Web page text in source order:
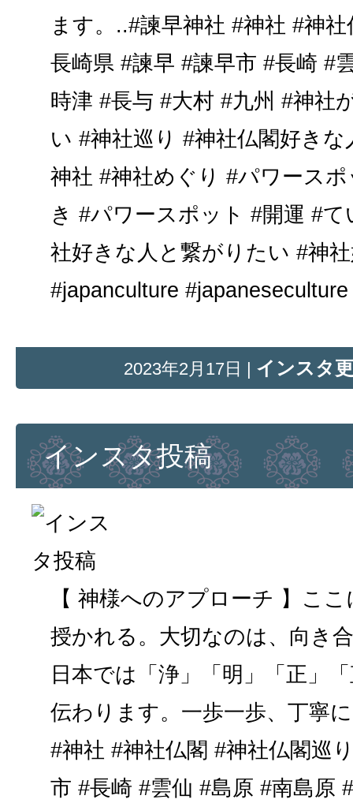
ます。..#諫早神社 #神社 #神
長崎県 #諫早 #諫早市 #長崎 #
時津 #長与 #大村 #九州 #神社
い #神社巡り #神社仏閣好き
神社 #神社めぐり #パワース
き #パワースポット #開運 #
社好きな人と繋がりたい #神
#japanculture #japaneseculture
2023年2月17日 | インスタ
インスタ投稿
【 神様へのアプローチ 】こ
授かれる。大切なのは、向き
日本では「浄」「明」「正」
伝わります。一歩一歩、丁寧
#神社 #神社仏閣 #神社仏閣巡
市 #長崎 #雲仙 #島原 #南島原